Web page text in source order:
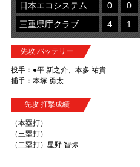
日本エコシステム
0 0
三重県庁クラブ
4 1
先攻 バッテリー
投手：●平 新之介、本多 祐貴
捕手：本塚 勇太
先攻 打撃成績
（本塁打）
（三塁打）
（二塁打）星野 智弥